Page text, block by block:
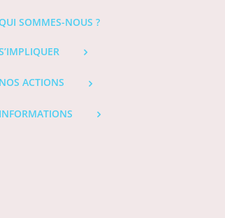
SOMMES-NOUS ?
NOS ACTIONS
INFORMATIONS